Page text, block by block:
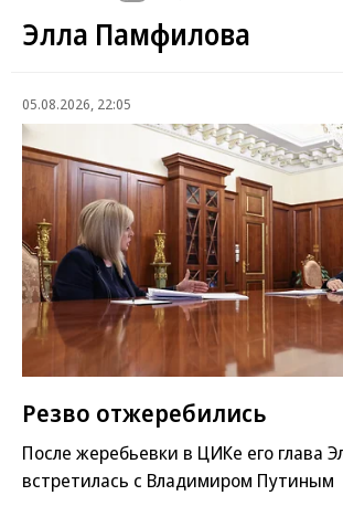
Элла Памфилова
05.08.2026, 22:05
Резво отжеребились
После жеребьевки в ЦИКе его глава
встретилась с Владимиром Путиным